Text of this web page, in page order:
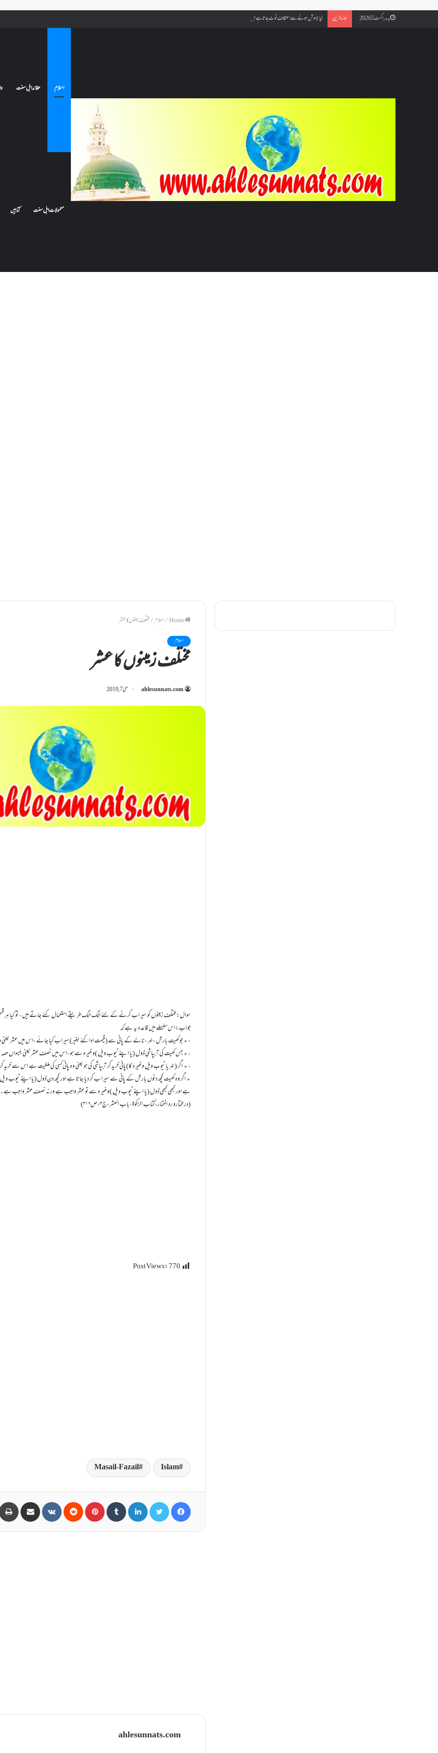
بدھ, اگست 5 2026 تازہ ترین کیا بیہوش ہونے سے اعتکاف ٹوٹ جاتا ہے؟ اگر معتکف کو احتلام ہو جائے تو کیا اس کا اعتکاف ٹوٹ جائے گا؟فنائے مسجد کسے کہتے ہیں ، اور کیا معتکف فنائے مسجد میں جا سکتا ہے؟
اسلام عقائد اہل سنت
معمولات اہل سنت کتابیں
/اسلام/مختلف زمینوں کا عشر
اسلام
مختلف زمینوں کا عشر
ahlesunnats.com مئی 7, 2019
سوال:مختلف زمینوں کو سیراب کرنے کے لئے الگ الگ طریقے استعمال کئے جاتے ہیں ، تو کیا ہر
جواب:اس سلسلے میں قاعدہ یہ ہے کہ
٭ جو کھیت بارش ،نہر ،نالے کے پانی سے (قیمت اداکئے بغیر)سیراب کیا جائے ،اس میں عشر یعنی دسواں حصہ واجب ہے ،
٭ جس کھیت کی آبپاشی ڈول (یا اپنے ٹیوب ویل )وغیرہ سے ہو ،اس میں نصف عشر یعنی بیسواں حصہ واجب ہے ،
٭ اگر (نہر یا ٹیوب ویل وغیرہ کا)پانی خرید کر آبپاشی کی ہو یعنی وہ پانی کسی کی ملکیت ہے اس سے خرید کر آبپاشی کی ،جب بھی نصف عشر واجب ہے ،
٭ اگر وہ کھیت کچھ دنوں بارش کے پانی سے سیرا ب کر دیا جاتا ہے اور کچھ دن ڈول (یا اپنے ٹیوب
ہے اور کبھی کبھی ڈول (یا اپنے ٹیوب ویل )وغیرہ سے تو عشر واجب ہے ورنہ نصف عشر واجب ہے۔
(درمختارو رد المحتار،کتاب الزکوۃ،باب العشر،ج۳،ص۳۱۶)
Post Views:770
Islam
Masail-Fazail
Facebook
Twitter
LinkedIn
Tumblr
Pinterest
Reddit
VKontakte
Share via Email
ahlesunnats.com